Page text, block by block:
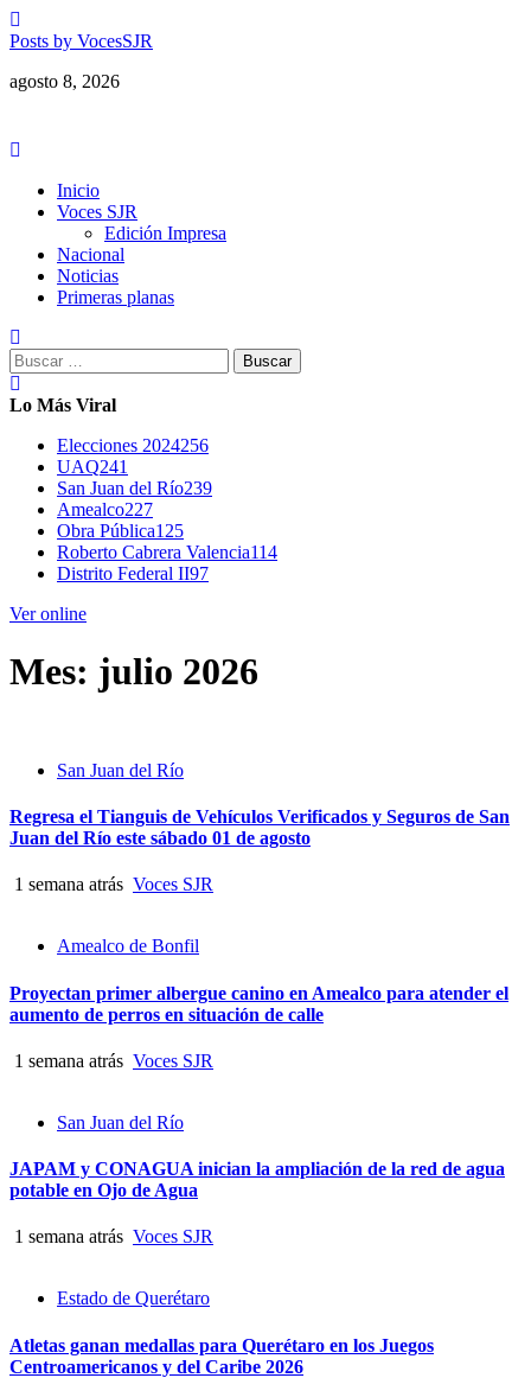
Saltar
al
Posts by VocesSJR
agosto 8, 2026
Inicio
Voces SJR
Edición Impresa
Nacional
Noticias
Primeras planas
Buscar:
Lo Más Viral
Elecciones 2024256
UAQ241
San Juan del Río239
Amealco227
Obra Pública125
Roberto Cabrera Valencia114
Distrito Federal II97
Ver online
Mes: julio 2026
San Juan del Río
Regresa el Tianguis de Vehículos Verificados y Seguros de San
Juan del Río este sábado 01 de agosto
1 semana atrás Voces SJR
Amealco de Bonfil
Proyectan primer albergue canino en Amealco para atender el
aumento de perros en situación de calle
1 semana atrás Voces SJR
San Juan del Río
JAPAM y CONAGUA inician la ampliación de la red de agua
potable en Ojo de Agua
1 semana atrás Voces SJR
Estado de Querétaro
Atletas ganan medallas para Querétaro en los Juegos
Centroamericanos y del Caribe 2026